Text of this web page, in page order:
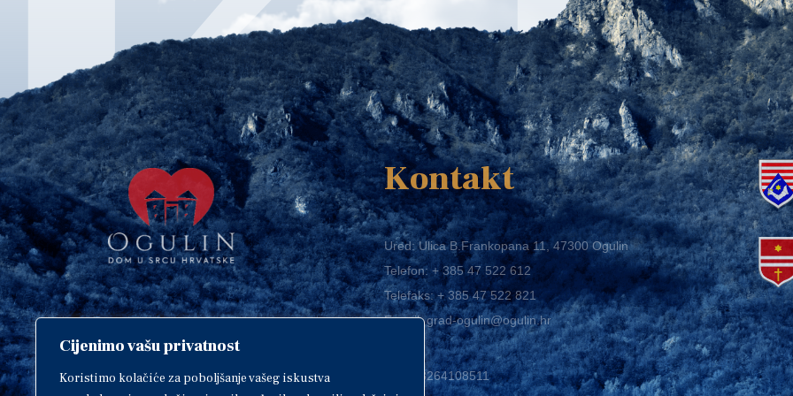
Cijenimo vašu privatnost
Koristimo kolačiće za poboljšanje vašeg iskustva
Copyright © 2018. Grad Ogulin,
sva prava pridržana.
Kontakt
Ured: Ulica B.Frankopana 11, 47300 Ogulin
Telefon:+ 385 47 522 612
Telefaks:+ 385 47 522 821
E-mail:grad-ogulin@ogulin.hr
OIB: 58264108511
IBAN: HR1424020061829700009